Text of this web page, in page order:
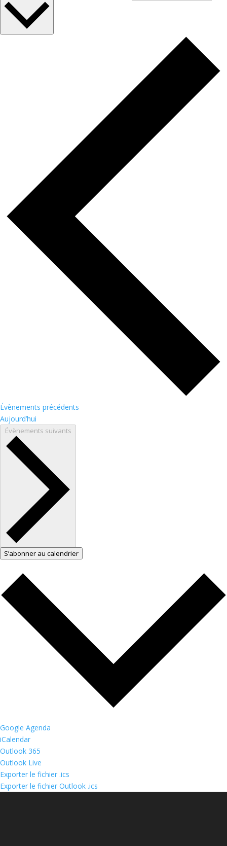
Évènements précédents
Aujourd’hui
Évènements suivants
S’abonner au calendrier
Google Agenda
iCalendar
Outlook 365
Outlook Live
Exporter le fichier .ics
Exporter le fichier Outlook .ics